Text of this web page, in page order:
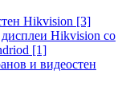
Hikvision [3]
Hikvision со
[1]
и видеостен